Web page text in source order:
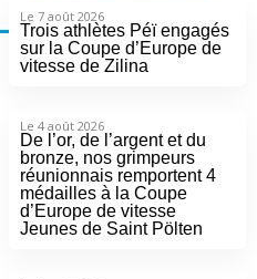
Le 7 août 2026
Trois athlètes Péï engagés
sur la Coupe d’Europe de
vitesse de Zilina
Le 4 août 2026
De l’or, de l’argent et du
bronze, nos grimpeurs
réunionnais remportent 4
médailles à la Coupe
d’Europe de vitesse
Jeunes de Saint Pölten